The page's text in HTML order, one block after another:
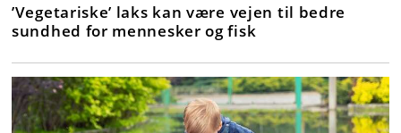
’Vegetariske’ laks kan være vejen til bedre
sundhed for mennesker og fisk